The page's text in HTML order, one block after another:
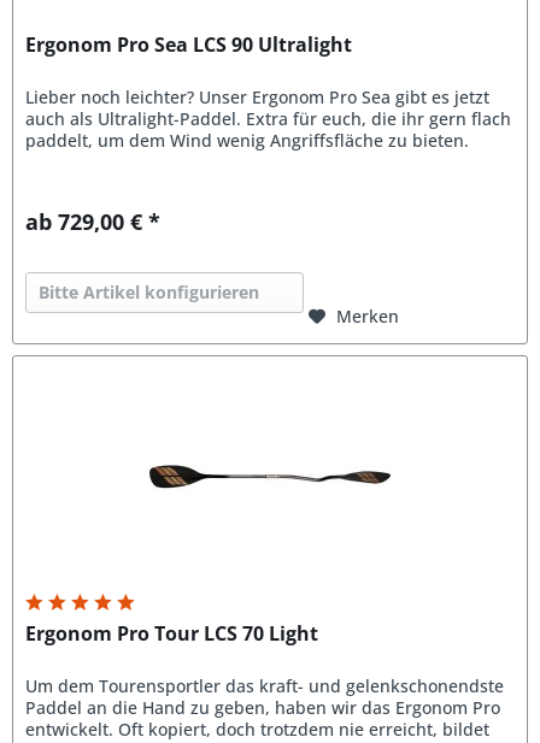
Ergonom Pro Sea LCS 90 Ultralight
Lieber noch leichter? Unser Ergonom Pro Sea gibt es jetzt
auch als Ultralight-Paddel. Extra für euch, die ihr gern flach
paddelt, um dem Wind wenig Angriffsfläche zu bieten.
ab 729,00 € *
Bitte Artikel konfigurieren
Merken
Ergonom Pro Tour LCS 70 Light
Um dem Tourensportler das kraft- und gelenkschonendste
Paddel an die Hand zu geben, haben wir das Ergonom Pro
entwickelt. Oft kopiert, doch trotzdem nie erreicht, bildet